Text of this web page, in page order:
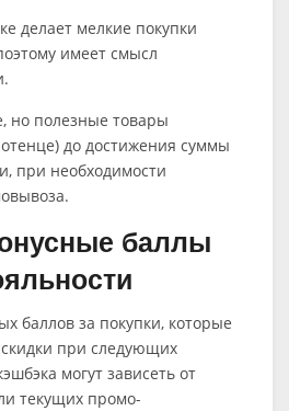
делает мелкие покупки
имеет смысл
но полезные товары
до достижения суммы
при необходимости
баллы
баллов за покупки, которые
при следующих
могут зависеть от
текущих промо-